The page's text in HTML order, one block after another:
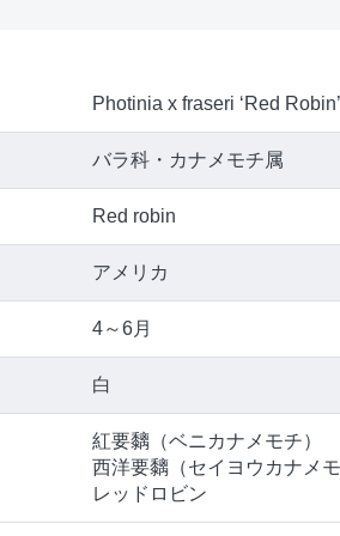
Photinia x fraseri ‘Red Robin’
バラ科・カナメモチ属
Red robin
アメリカ
4～6月
白
紅要黐（ベニカナメモチ）
西洋要黐（セイヨウカナメモ
レッドロビン